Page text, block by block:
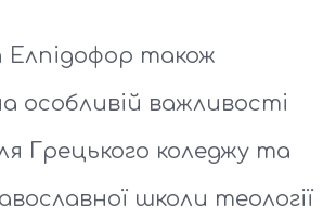
Елпідофор також
особливій важливості
Грецького коледжу та
школи теології